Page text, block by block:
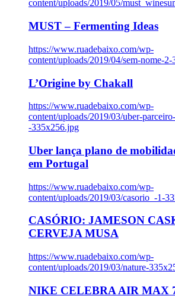
content/uploads/2019/05/
MUST – Fermenting Ideas
https://www.ruadebaixo.com/wp-
content/uploads/2019/04/sem-nome-
L’Origine by Chakall
https://www.ruadebaixo.com/wp-
content/uploads/2019/03/uber-
-335x256.jpg
Uber lança plano de
em Portugal
https://www.ruadebaixo.com/wp-
content/uploads/2019/03/casorio_-1-
CASÓRIO: JAMESON
CERVEJA MUSA
https://www.ruadebaixo.com/wp-
content/uploads/2019/03/nature-
NIKE CELEBRA AIR MAX